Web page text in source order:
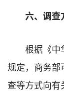
六、调查
根据《中华
规定，商务部
查等方式向有